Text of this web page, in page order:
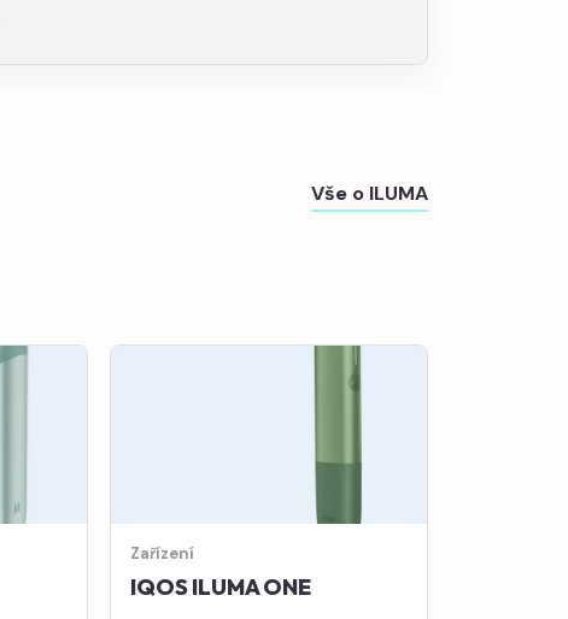
Vše o ILUMA
Zařízení
IQOS ILUMA ONE